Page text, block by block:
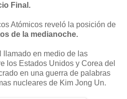
Final.
Atómicos reveló la posición de
de la medianoche.
llamado en medio de las
los Estados Unidos y Corea del
en una guerra de palabras
nucleares de Kim Jong Un.